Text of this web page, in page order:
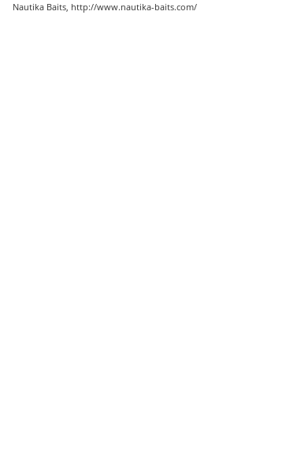
Nautika Baits, http://www.nautika-baits.com/